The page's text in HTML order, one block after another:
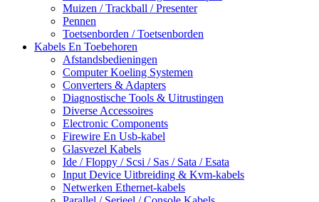
Muizen / Trackball / Presenter
Pennen
Toetsenborden / Toetsenborden
Kabels En Toebehoren
Afstandsbedieningen
Computer Koeling Systemen
Converters & Adapters
Diagnostische Tools & Uitrustingen
Diverse Accessoires
Electronic Components
Firewire En Usb-kabel
Glasvezel Kabels
Ide / Floppy / Scsi / Sas / Sata / Esata
Input Device Uitbreiding & Kvm-kabels
Netwerken Ethernet-kabels